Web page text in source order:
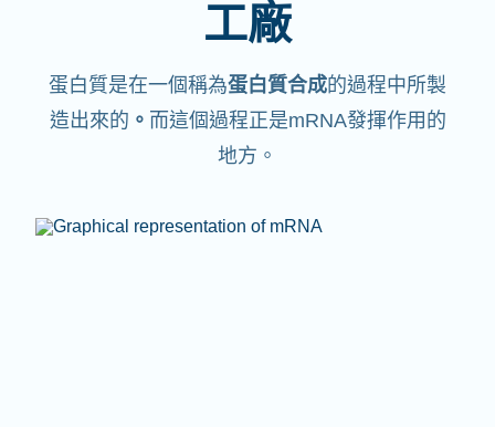
工廠
蛋白質是在一個稱為蛋白質合成的過程中所製
造出來的 。 而這個過程正是mRNA發揮作用的
地方。